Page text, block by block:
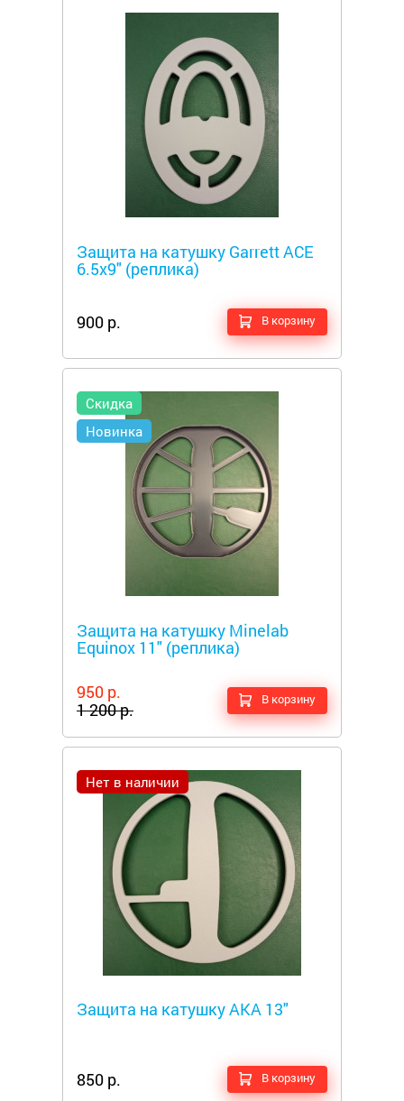
Защита на катушку Garrett ACE
6.5x9" (реплика)
900 р. В корзину
Скидка
Новинка
Защита на катушку Minelab
Equinox 11" (реплика)
950 р.
1 200 р.
В корзину
Нет в наличии
Защита на катушку АКА 13"
850 р. В корзину